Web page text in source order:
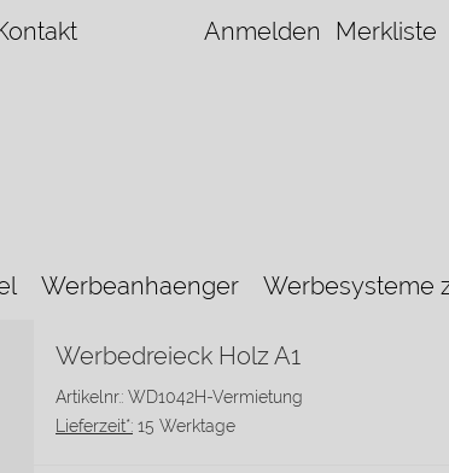
Anmelden Merkliste
Werbeanhaenger Werbesysteme
Werbedreieck Holz A1
Artikelnr.: WD1042H-Vermietung
Lieferzeit*: 15 Werktage